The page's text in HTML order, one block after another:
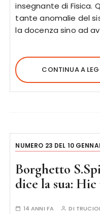
insegnante di Fisica.
tante anomalie del
la docenza sino ad
CONTINUA A
NUMERO 23 DEL 10
Borghetto
dice la sua:
14 ANNI FA DI